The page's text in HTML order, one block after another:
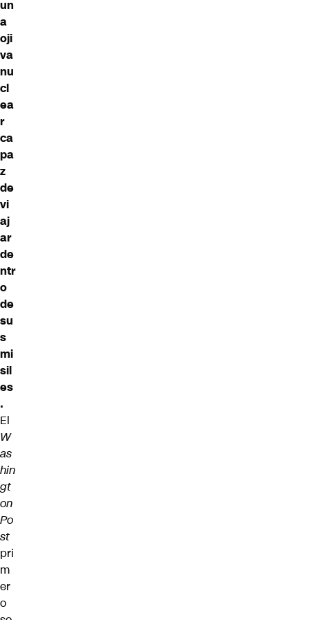
un
a
oji
va
nu
cl
ea
r
ca
pa
z
de
vi
aj
ar
de
ntr
o
de
su
s
mi
sil
es
.
El
W
as
hin
gt
on
Po
st
pri
m
er
o